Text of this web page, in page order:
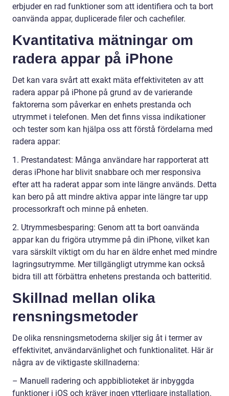
erbjuder en rad funktioner som att identifiera och ta bort
oanvända appar, duplicerade filer och cachefiler.
Kvantitativa mätningar om
radera appar på iPhone
Det kan vara svårt att exakt mäta effektiviteten av att
radera appar på iPhone på grund av de varierande
faktorerna som påverkar en enhets prestanda och
utrymmet i telefonen. Men det finns vissa indikationer
och tester som kan hjälpa oss att förstå fördelarna med
radera appar:
1. Prestandatest: Många användare har rapporterat att
deras iPhone har blivit snabbare och mer responsiva
efter att ha raderat appar som inte längre används. Detta
kan bero på att mindre aktiva appar inte längre tar upp
processorkraft och minne på enheten.
2. Utrymmesbesparing: Genom att ta bort oanvända
appar kan du frigöra utrymme på din iPhone, vilket kan
vara särskilt viktigt om du har en äldre enhet med mindre
lagringsutrymme. Mer tillgängligt utrymme kan också
bidra till att förbättra enhetens prestanda och batteritid.
Skillnad mellan olika
rensningsmetoder
De olika rensningsmetoderna skiljer sig åt i termer av
effektivitet, användarvänlighet och funktionalitet. Här är
några av de viktigaste skillnaderna:
– Manuell radering och appbiblioteket är inbyggda
funktioner i iOS och kräver ingen ytterligare installation.